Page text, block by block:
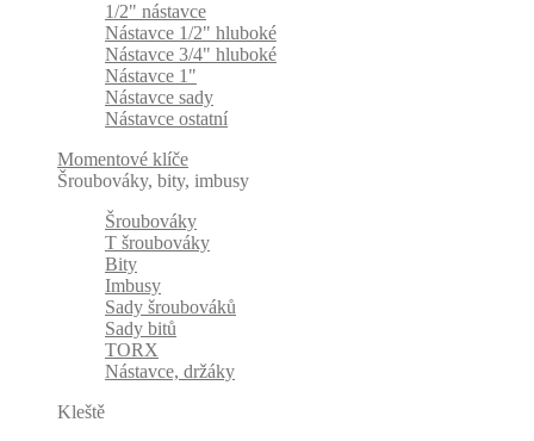
1/2" nástavce
Nástavce 1/2" hluboké
Nástavce 3/4" hluboké
Nástavce 1"
Nástavce sady
Nástavce ostatní
Momentové klíče
Šroubováky, bity, imbusy
Šroubováky
T šroubováky
Bity
Imbusy
Sady šroubováků
Sady bitů
TORX
Nástavce, držáky
Kleště